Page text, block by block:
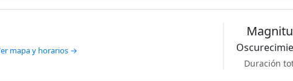
mapa y horarios →
Duración